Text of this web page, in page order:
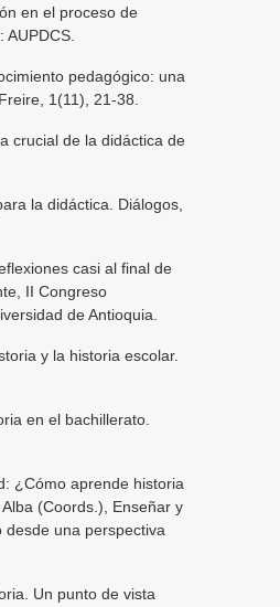
en el proceso de
pedagógico: una
1(11), 21-38.
crucial de la didáctica de
la didáctica. Diálogos,
casi al final de
II Congreso
de Antioquia.
y la historia escolar.
en el bachillerato.
¿Cómo aprende historia
(Coords.), Enseñar y
una perspectiva
Un punto de vista